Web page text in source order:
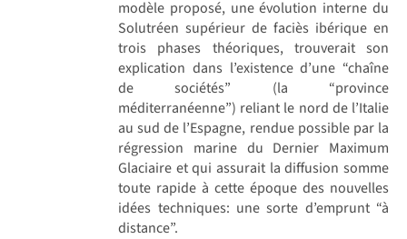
modèle proposé, une évolution interne du
Solutréen supérieur de faciès ibérique en
trois phases théoriques, trouverait son
explication dans l’existence d’une “chaîne
de sociétés” (la “province
méditerranéenne”) reliant le nord de l’Italie
au sud de l’Espagne, rendue possible par la
régression marine du Dernier Maximum
Glaciaire et qui assurait la diffusion somme
toute rapide à cette époque des nouvelles
idées techniques: une sorte d’emprunt “à
distance”.